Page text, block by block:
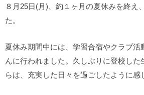
８月25日(月)、約１ヶ月の夏休みを終え
た。
夏休み期間中には、学習合宿やクラブ活
んに行われました。久しぶりに登校した
らは、充実した日々を過ごしたように感